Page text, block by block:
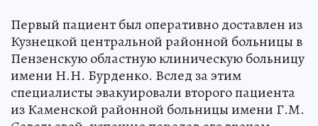
Первый пациент был оперативно доставлен из
Кузнецкой центральной районной больницы в
Пензенскую областную клиническую больницу
имени Н.Н. Бурденко. Вслед за этим
специалисты эвакуировали второго пациента
из Каменской районной больницы имени Г.М.